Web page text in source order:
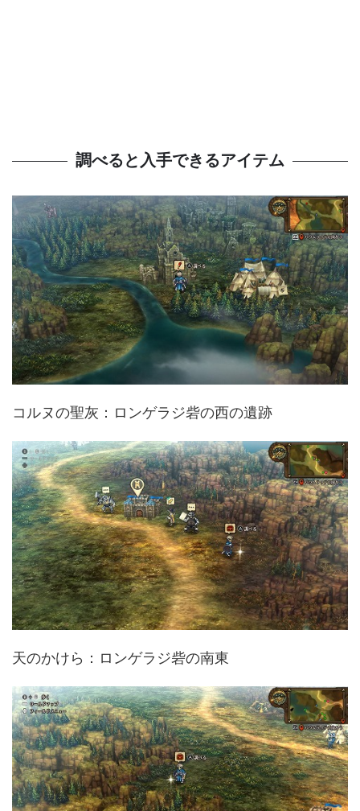
調べると入手できるアイテム
コルヌの聖灰：ロンゲラジ砦の西の遺跡
天のかけら：ロンゲラジ砦の南東